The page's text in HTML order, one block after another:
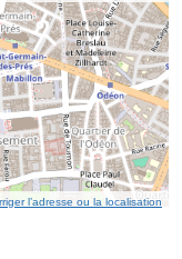
l’adresse ou la localisation